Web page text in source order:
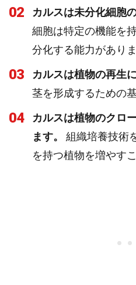
02 カルスは未分化細胞
細胞は特定の機能を
分化する能力がありま
03 カルスは植物の再生
茎を形成するための
04
カルスは植物のクロ
ます。
組織培養技術
を持つ植物を増やす